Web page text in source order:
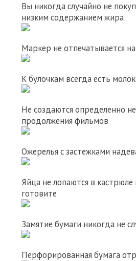
Вы никогда случайно не
низким содержанием жира
Маркер не отпечатывается
К булочкам всегда есть
Не создаются определенно
продолжения фильмов
Ожерелья с застежками
Яйца не лопаются в кастрюле
готовите
Замятие бумаги никогда не
Перфорированная бумага